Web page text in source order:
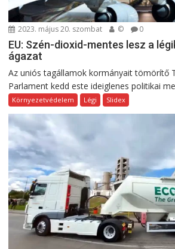
2023. május 20. szombat © 0
EU: Szén-dioxid-mentes lesz a
ágazat
Az uniós tagállamok kormányait tömörítő
Parlament kedd este ideiglenes politikai
Környezetvédelem Légi Slidex